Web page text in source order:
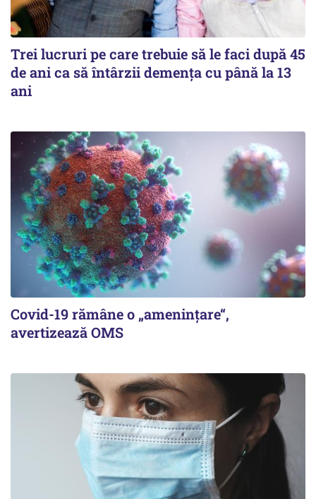
Trei lucruri pe care trebuie să le faci după 45
de ani ca să întârzii demența cu până la 13
ani
Covid-19 rămâne o „ameninţare“,
avertizează OMS